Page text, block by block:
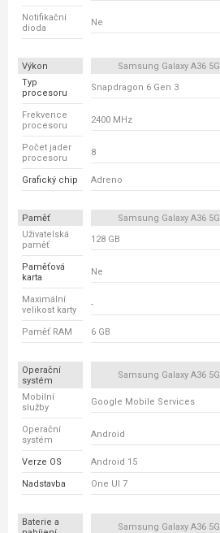
Notifikační
dioda
Ne
Výkon Samsung Galaxy A36 5G
Typ
procesoru
Snapdragon 6 Gen 3
Frekvence
procesoru
2400 MHz
Počet jader
procesoru
8
Grafický chip Adreno
Paměť Samsung Galaxy A36 5G
Uživatelská
paměť
128 GB
Paměťová
karta
Ne
Maximální
velikost karty
-
Paměť RAM 6 GB
Operační
systém
Samsung Galaxy A36 5G
Mobilní
služby
Google Mobile Services
Operační
systém
Android
Verze OS Android 15
Nadstavba One UI 7
Baterie a
Samsung Galaxy A36 5G